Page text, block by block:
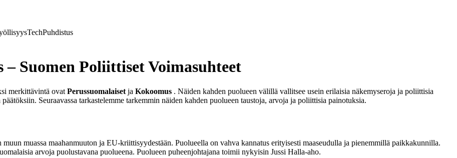
TechPuhdistus
– Suomen Poliittiset Voimasuhteet
merkittävintä ovat Perussuomalaiset ja Kokoomus . Näiden kahden puolueen välillä vallitsee usein erilaisia näkemyseroja ja poliittisia
Seuraavassa tarkastelemme tarkemmin näiden kahden puolueen taustoja, arvoja ja poliittisia painotuksia.
muassa maahanmuuton ja EU-kriittisyydestään. Puolueella on vahva kannatus erityisesti maaseudulla ja pienemmillä paikkakunnilla.
arvoja puolustavana puolueena. Puolueen puheenjohtajana toimii nykyisin Jussi Halla-aho.